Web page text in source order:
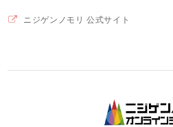
ニジゲンノモリ 公式サイト